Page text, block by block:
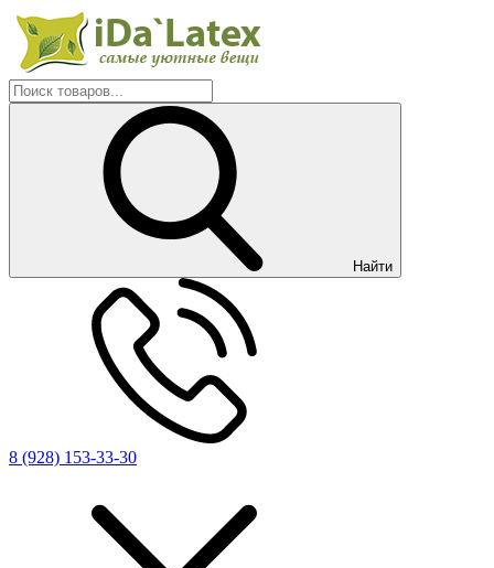
Найти
8 (928) 153-33-30